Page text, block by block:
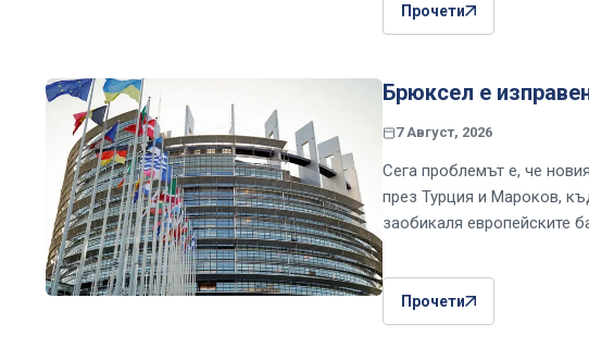
Прочети
Брюксел е
7 Август, 2026
Сега проблемът е, че
през Турция и Мароков,
заобикаля европейските
Прочети